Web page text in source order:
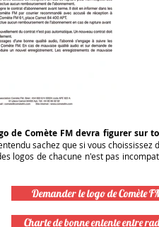
de Comète FM devra figurer sur
sachez que si vous
logos de chacune n'est pas
Demander le logo de Comète
Charte de bonne entente entre